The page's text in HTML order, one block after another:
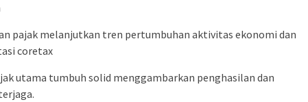
pajak melanjutkan tren pertumbuhan aktivitas ekonomi dan
coretax
utama tumbuh solid menggambarkan penghasilan dan